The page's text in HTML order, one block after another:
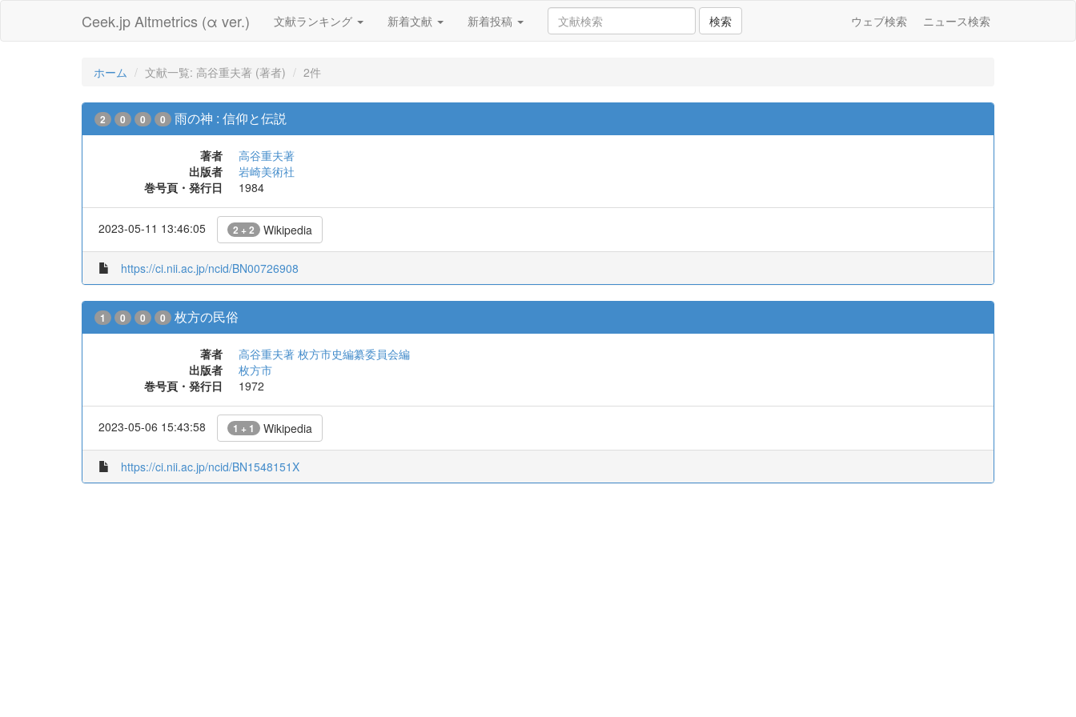
Ceek.jp Altmetrics (α ver.) 文献ランキング 新着文献 新着投稿 検索 ウェブ検索 ニュース検索
ホーム 文献一覧: 高谷重夫著 (著者) 2件
2 0 0 0 雨の神 : 信仰と伝説
著者
高谷重夫著
出版者
岩崎美術社
巻号頁・発行日
1984
2023-05-11 13:46:05 2 + 2 Wikipedia
https://ci.nii.ac.jp/ncid/BN00726908
1 0 0 0 枚方の民俗
著者 高谷重夫著 枚方市史編纂委員会編
出版者
枚方市
巻号頁・発行日
1972
2023-05-06 15:43:58 1 + 1 Wikipedia
https://ci.nii.ac.jp/ncid/BN1548151X